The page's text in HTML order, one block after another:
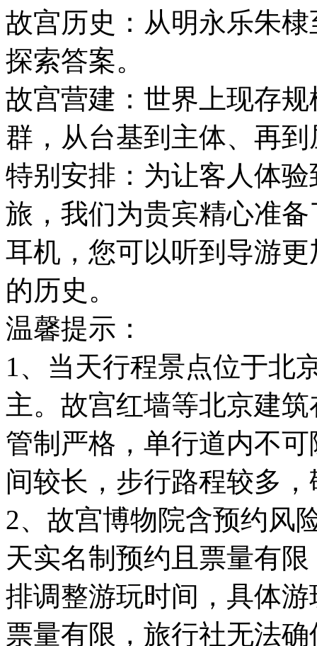
故宫历史：从明永乐朱
探索答案。
故宫营建：世界上现存
群，从台基到主体、再
特别安排：为让客人体
旅，我们为贵宾精心准
耳机，您可以听到导游
的历史。
温馨提示：
1、当天行程景点位于北
主。故宫红墙等北京建
管制严格，单行道内不
间较长，步行路程较多
2、故宫博物院含预约风
天实名制预约且票量有
排调整游玩时间，具体
票量有限，旅行社无法